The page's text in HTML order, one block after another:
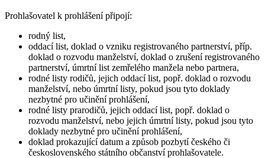
Prohlašovatel k prohlášení připojí:
rodný list,
oddací list, doklad o vzniku registrovaného partnerství, příp.
doklad o rozvodu manželství, doklad o zrušení registrovaného
partnerství, úmrtní list zemřelého manžela nebo partnera,
rodné listy rodičů, jejich oddací list, popř. doklad o rozvodu
manželství, nebo úmrtní listy, pokud jsou tyto doklady
nezbytné pro učinění prohlášení,
rodné listy prarodičů, jejich oddací list, popř. doklad o
rozvodu manželství, nebo jejich úmrtní listy, pokud jsou tyto
doklady nezbytné pro učinění prohlášení,
doklad prokazující datum a způsob pozbytí českého či
československého státního občanství prohlašovatele.